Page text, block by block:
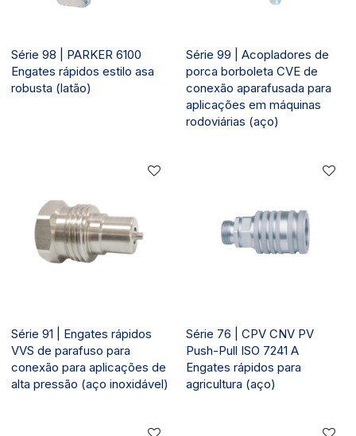
Série 98 | PARKER 6100
Engates rápidos estilo asa
robusta (latão)
Série 99 | Acopladores de
porca borboleta CVE de
conexão aparafusada para
aplicações em máquinas
rodoviárias (aço)
Série 91 | Engates rápidos
VVS de parafuso para
conexão para aplicações de
alta pressão (aço inoxidável)
Série 76 | CPV CNV PV
Push-Pull ISO 7241 A
Engates rápidos para
agricultura (aço)